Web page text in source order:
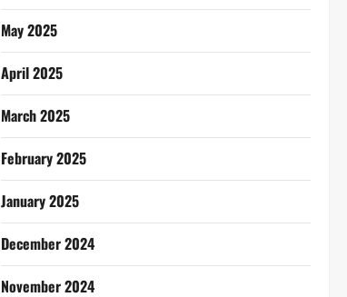
May 2025
April 2025
March 2025
February 2025
January 2025
December 2024
November 2024